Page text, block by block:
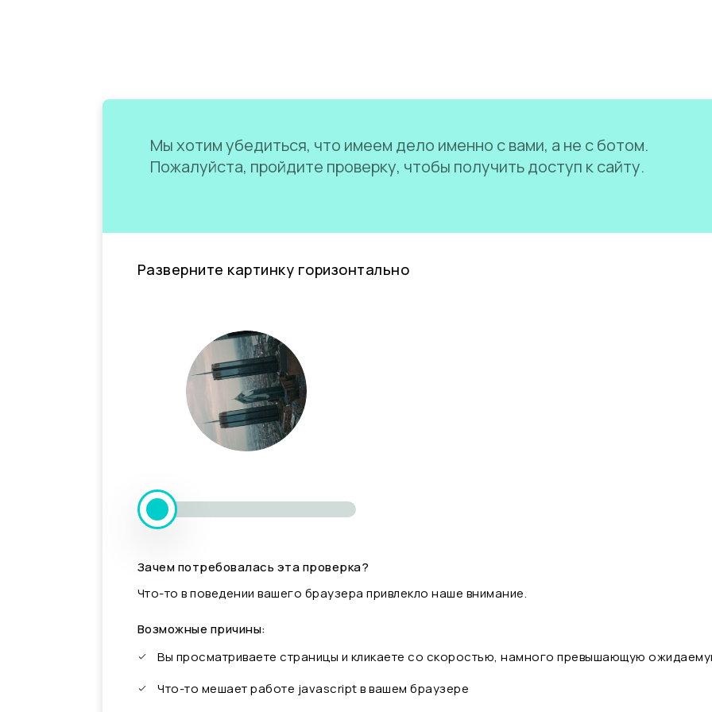
Мы хотим убедиться, что имеем дело именно с вами, а не с ботом.
Пожалуйста, пройдите проверку, чтобы получить доступ к сайту.
Разверните картинку горизонтально
Зачем потребовалась эта проверка?
Что-то в поведении вашего браузера привлекло наше внимание.
Возможные причины:
Вы просматриваете страницы и кликаете со скоростью, намного превышающую
Что-то мешает работе javascript в вашем браузере